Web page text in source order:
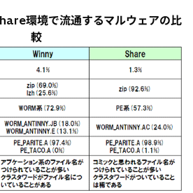
環境で流通するマルウェアの比
較